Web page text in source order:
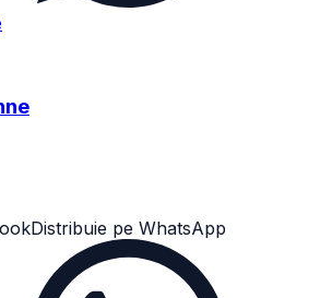
Distribuie pe WhatsApp